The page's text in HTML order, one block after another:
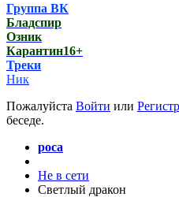
Группа ВК
Бладспир
Озник
Карантин16+
Треки
Ник
Пожалуйста Войти или
беседе.
poca
Не в сети
Светлый дракон